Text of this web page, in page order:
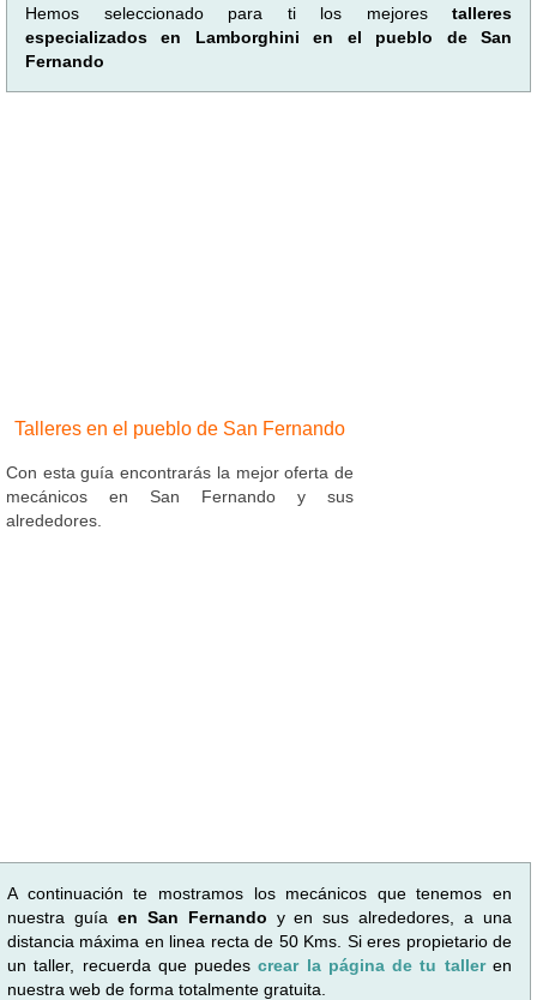
Hemos seleccionado para ti los mejores talleres
especializados en Lamborghini en el pueblo de San
Fernando
Talleres en el pueblo de San Fernando
Con esta guía encontrarás la mejor oferta de
mecánicos en San Fernando y sus
alrededores.
A continuación te mostramos los mecánicos que tenemos en
nuestra guía en San Fernando y en sus alrededores, a una
distancia máxima en linea recta de 50 Kms. Si eres propietario de
un taller, recuerda que puedescrear la página de tu talleren
nuestra web de forma totalmente gratuita.